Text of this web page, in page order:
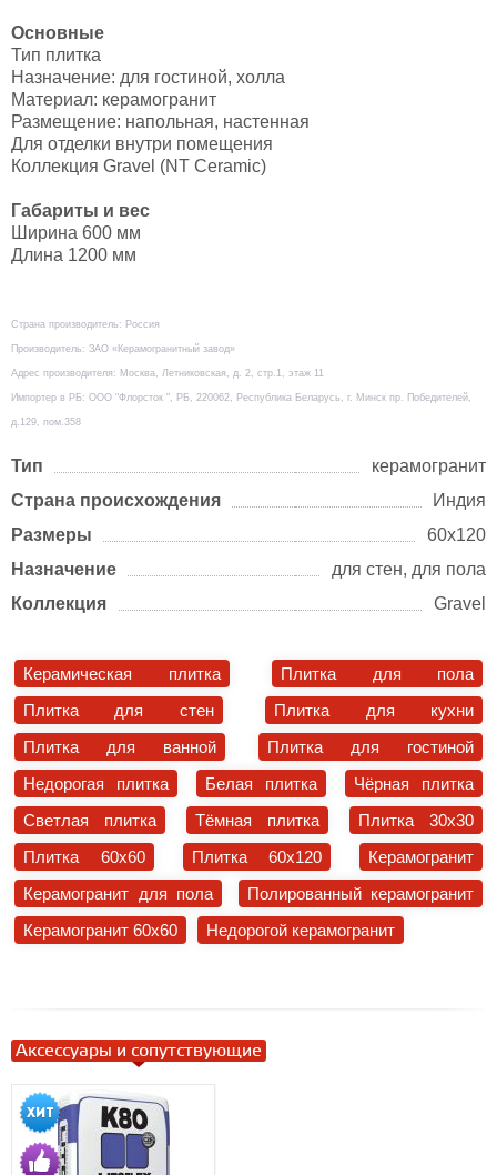
Основные
Тип плитка
Назначение: для гостиной, холла
Материал: керамогранит
Размещение: напольная, настенная
Для отделки внутри помещения
Коллекция Gravel (NT Ceramic)
Габариты и вес
Ширина 600 мм
Длина 1200 мм
Страна производитель: Россия
Производитель: ЗАО «Керамогранитный завод»
Адрес производителя: Москва, Летниковская, д. 2, стр.1, этаж 11
Импортер в РБ: ООО "Флорсток ", РБ, 220062, Республика Беларусь, г. Минск пр. Победителей,
д.129, пом.358
Тип
керамогранит
Страна происхождения
Индия
Размеры
60х120
Назначение
для стен, для пола
Коллекция
Gravel
Керамическая плитка
Плитка для пола
Плитка для стен
Плитка для кухни
Плитка для ванной
Плитка для гостиной
Недорогая плитка
Белая плитка
Чёрная плитка
Светлая плитка
Тёмная плитка
Плитка 30x30
Плитка 60x60
Плитка 60x120
Керамогранит
Керамогранит для пола
Полированный керамогранит
Керамогранит 60x60
Недорогой керамогранит
Аксессуары и сопутствующие